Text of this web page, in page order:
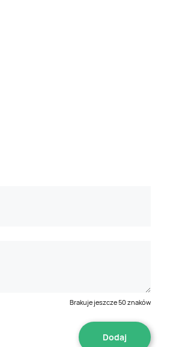
Brakuje jeszcze50 znaków